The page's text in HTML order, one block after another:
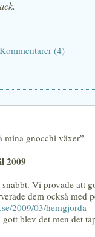
Kommentarer (4)
mina gnocchi växer”
2009
Vi provade att
dem också med
2009/03/hemgjorda-
blev det men det